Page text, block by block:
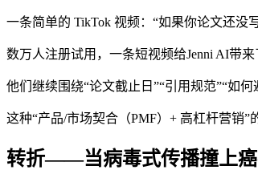
一条简单的 TikTok 视频：“如果你论文还没
数万人注册试用，一条短视频给Jenni AI带
他们继续围绕“论文截止日”“引用规范”“如
这种“产品/市场契合（PMF）+ 高杠杆营销
转折——当病毒式传播撞上